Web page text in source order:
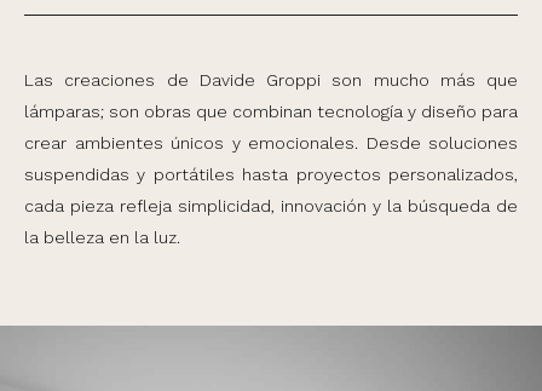
Las creaciones de Davide Groppi son mucho más que
lámparas; son obras que combinan tecnología y diseño para
crear ambientes únicos y emocionales. Desde soluciones
suspendidas y portátiles hasta proyectos personalizados,
cada pieza refleja simplicidad, innovación y la búsqueda de
la belleza en la luz.